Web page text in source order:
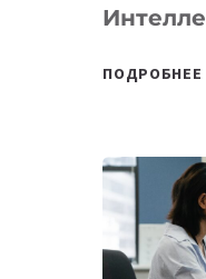
ПОДРОБНЕЕ